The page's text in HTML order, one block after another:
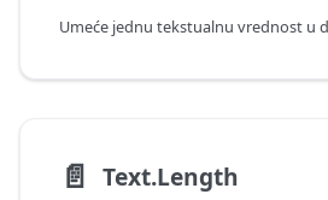
📄️ Text.Length